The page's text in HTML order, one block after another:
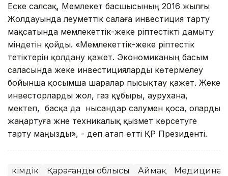
Еске салсақ, Мемлекет басшысының 2016 жылғы
Жолдауында әлеуметтік салаға инвестиция тарту
мақсатында мемлекеттік-жеке әріптестікті дамыту
міндетін қойды. «Мемлекеттік-жеке әріптестік
тетіктерін қолдану қажет. Экономиканың басым
саласында жеке инвестицияларды көтермелеу
бойынша қосымша шаралар пысықтау қажет. Жеке
инвесторларды жол, газ құбыры, аурухана,
мектеп, басқа да нысандар салумен қоса, оларды
жаңартуға және техникалық қызмет көрсетуге
тарту маңызды», - деп атап өтті ҚР Президенті.
Әкімдік Қарағанды облысы Аймақ Медицина